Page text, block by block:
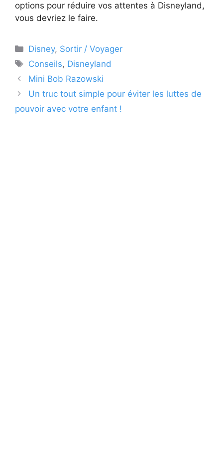
options pour réduire vos attentes à Disneyland,
vous devriez le faire.
Catégories
Disney, Sortir / Voyager
Étiquettes
Conseils, Disneyland
Mini Bob Razowski
Un truc tout simple pour éviter les luttes de
pouvoir avec votre enfant !